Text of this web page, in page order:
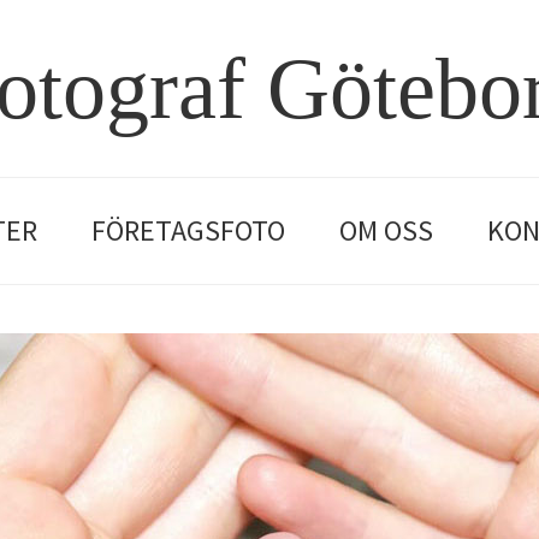
FÖRETAGSFOTO OM OSS